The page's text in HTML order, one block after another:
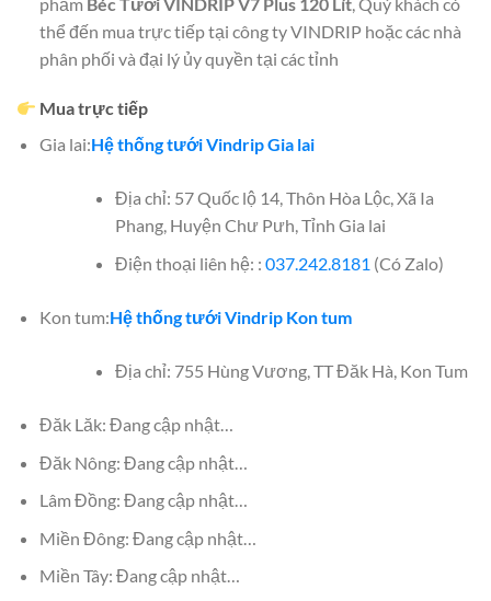
thể đến mua trực tiếp tại công ty VINDRIP hoặc các nhà
phân phối và đại lý ủy quyền tại các tỉnh
Mua trực tiếp
Gia lai:Hệ thống tưới Vindrip Gia lai
Địa chỉ: 57 Quốc lộ 14, Thôn Hòa Lộc, Xã Ia
Phang, Huyện Chư Pưh, Tỉnh Gia lai
Điện thoại liên hệ: : 037.242.8181 (Có Zalo)
Kon tum:Hệ thống tưới Vindrip Kon tum
Địa chỉ: 755 Hùng Vương, TT Đăk Hà, Kon Tum
Đăk Lăk: Đang cập nhật…
Đăk Nông: Đang cập nhật…
Lâm Đồng: Đang cập nhật…
Miền Đông: Đang cập nhật…
Miền Tây: Đang cập nhật…